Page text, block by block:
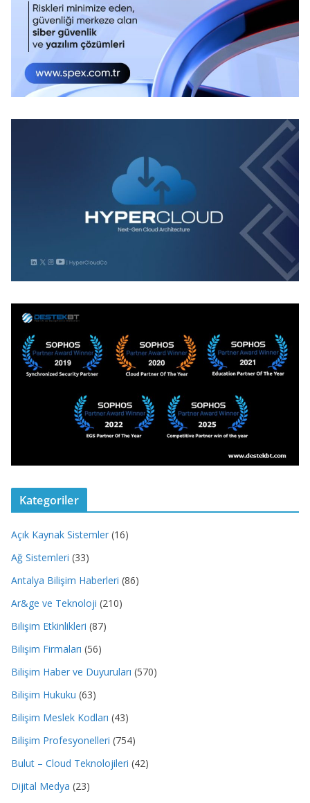
Kategoriler
Açık Kaynak Sistemler (16)
Ağ Sistemleri (33)
Antalya Bilişim Haberleri (86)
Ar&ge ve Teknoloji (210)
Bilişim Etkinlikleri (87)
Bilişim Firmaları (56)
Bilişim Haber ve Duyuruları (570)
Bilişim Hukuku (63)
Bilişim Meslek Kodları (43)
Bilişim Profesyonelleri (754)
Bulut – Cloud Teknolojileri (42)
Dijital Medya (23)